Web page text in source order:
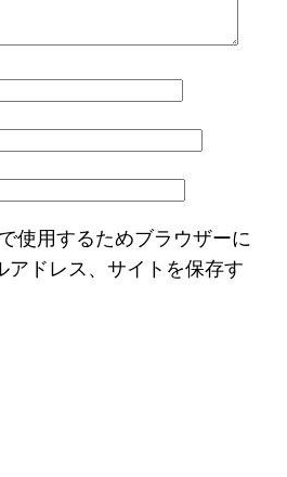
使用するためブラウザーに
アドレス、サイトを保存す